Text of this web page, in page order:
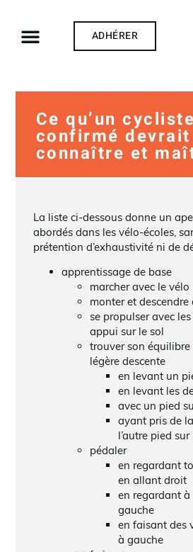
ADHÉRER
Ce qu’un cycliste
confirmé devrait
connaître et
La liste ci-dessous donne un
abordés dans les vélo-écoles,
prétention d’exhaustivité ni de
apprentissage de base
marcher avec le vélo
monter et descendre
se propulser avec
appui sur le sol
trouver son équilibre
légère descente
en levant un
en levant les
avec un pied
ayant pris de
l’autre pied
pédaler
en regardant
en allant droit
en regardant
gauche
en faisant des
à gauche